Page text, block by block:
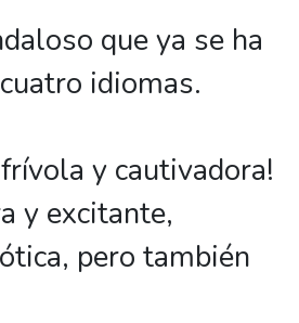
que ya se ha
idiomas.
y cautivadora!
y excitante,
pero también